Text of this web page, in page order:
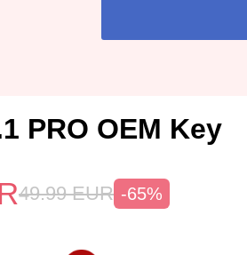
PRO OEM Key
49.99 EUR -65%